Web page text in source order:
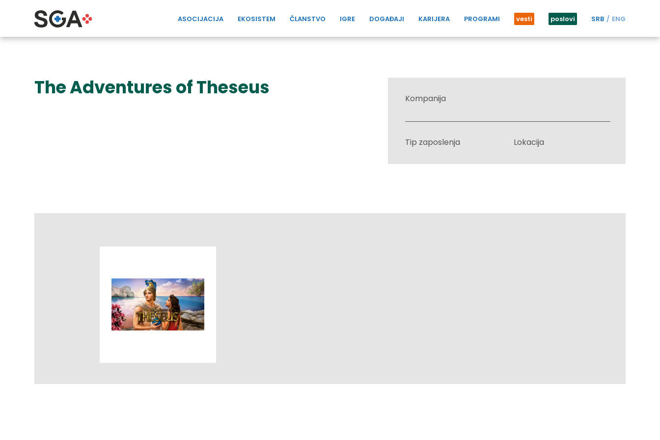
ASOCIJACIJA EKOSISTEM ČLANSTVO IGRE DOGAĐAJI KARIJERA PROGRAMI vesti poslovi SRB ENG
The Adventures of Theseus Kompanija
Tip zaposlenja Lokacija